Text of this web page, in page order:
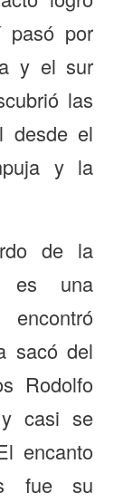
pasó por
y el sur
las
desde el
y la
de la
es una
sacó del
Rodolfo
casi se
encanto
fue su